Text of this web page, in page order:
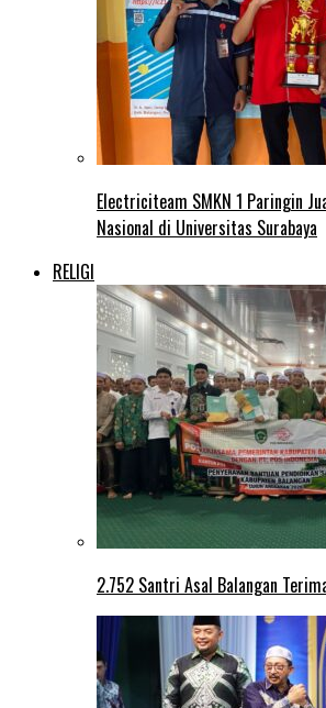
Electriciteam SMKN 1 Paringin
Nasional di Universitas Surabaya
RELIGI
2.752 Santri Asal Balangan